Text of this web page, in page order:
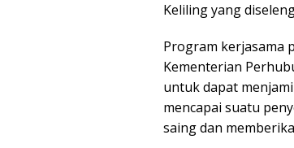
Keliling yang
Program kerjasama
Kementerian
untuk dapat
mencapai suatu
saing dan